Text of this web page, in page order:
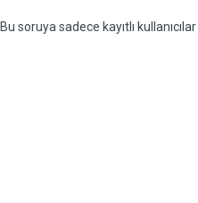
Bu soruya sadece kayıtlı